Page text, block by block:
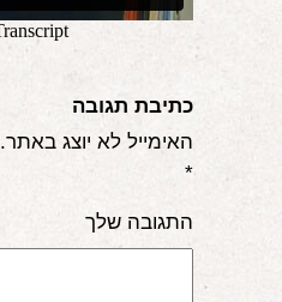
כתיבת תגובה
האימייל לא יוצג באתר.
*
התגובה שלך